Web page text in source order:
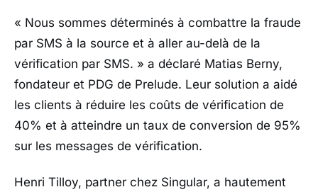
« Nous sommes déterminés à combattre la fraude
par SMS à la source et à aller au-delà de la
vérification par SMS. » a déclaré Matias Berny,
fondateur et PDG de Prelude. Leur solution a aidé
les clients à réduire les coûts de vérification de
40% et à atteindre un taux de conversion de 95%
sur les messages de vérification.
Henri Tilloy, partner chez Singular, a hautement